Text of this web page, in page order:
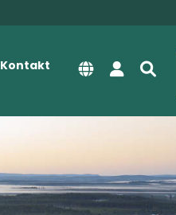
Kontakt